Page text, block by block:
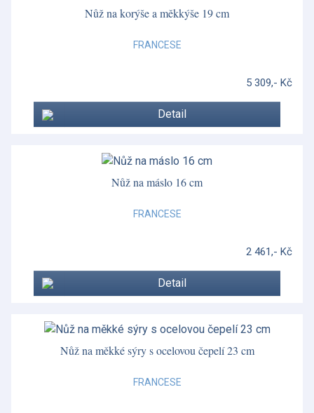
Nůž na korýše a měkkýše 19 cm
FRANCESE
5 309,- Kč
Detail
Nůž na máslo 16 cm
FRANCESE
2 461,- Kč
Detail
Nůž na měkké sýry s ocelovou čepelí 23 cm
FRANCESE